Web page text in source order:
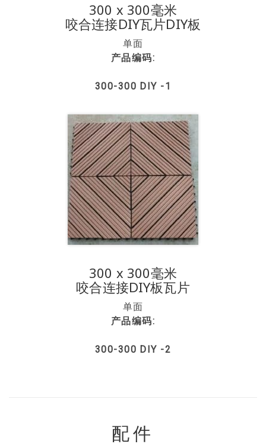
300 x 300毫米
咬合连接DIY瓦片DIY板
单面
产品编码:
300-300 DIY -1
300 x 300毫米
咬合连接DIY板瓦片
单面
产品编码:
300-300 DIY -2
配件